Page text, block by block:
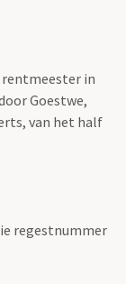
rentmeester in
Goestwe,
van het half
regestnummer